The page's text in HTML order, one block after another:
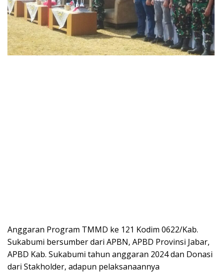
Anggaran Program TMMD ke 121 Kodim 0622/Kab.
Sukabumi bersumber dari APBN, APBD Provinsi Jabar,
APBD Kab. Sukabumi tahun anggaran 2024 dan Donasi
dari Stakholder, adapun pelaksanaannya